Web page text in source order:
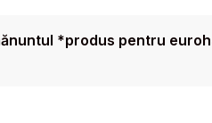
*produs pentru